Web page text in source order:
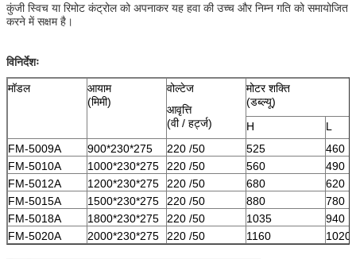
कुंजी स्विच या रिमोट कंट्रोल को अपनाकर यह हवा की उच्च और निम्न गति को समायोजित
करने में सक्षम है।
विनिर्देशः
मॉडल
आयाम
(मिमी)
वोल्टेज
आवृत्ति
(वी / हर्ट्ज)
मोटर शक्ति
(डब्ल्यू)
H
L
FM-5009A
900*230*275 220 /50 525
460
FM-5010A
1000*230*275 220 /50 560
490
FM-5012A
1200*230*275 220 /50 680
620
FM-5015A
1500*230*275 220 /50 880
780
FM-5018A
1800*230*275 220 /50 1035
940
FM-5020A
2000*230*275 220 /50 1160 1020